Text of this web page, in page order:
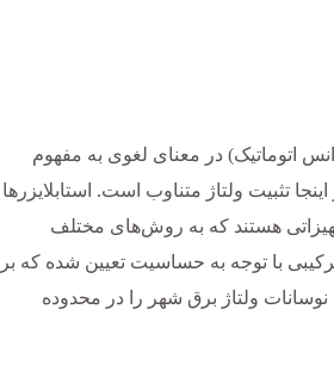
اتوماتیک) در معنای لغوی به مفهوم
تثبیت ولتاژ متناوب است. استابلایزرها
هستند که به روش‌های مختلف
ترکیبی با توجه به حساسیت تعیین شده که بر
ولتاژ برق شهر را در محدوده